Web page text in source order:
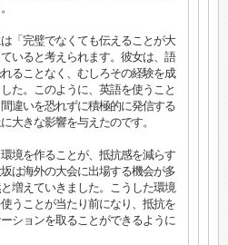
「完璧でなくても伝えることが大
いると考えられます。彼女は、語
ることなく、むしろその経験を成
た。このように、英語を使うこと
違いを恐れずに積極的に発信する
大きな影響を与えたのです。
境を作ることが、抵抗感を減らす
は海外の大会に出場する機会が多
増えていきました。こうした環境
うことが当たり前になり、抵抗を
ションを取ることができるように